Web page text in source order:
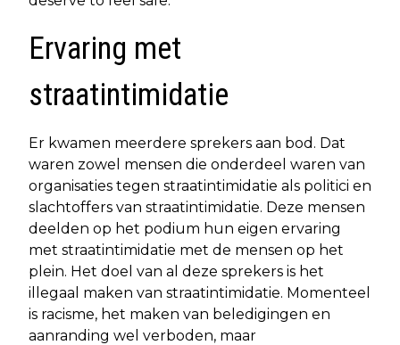
Ervaring met
straatintimidatie
Er kwamen meerdere sprekers aan bod. Dat
waren zowel mensen die onderdeel waren van
organisaties tegen straatintimidatie als politici en
slachtoffers van straatintimidatie. Deze mensen
deelden op het podium hun eigen ervaring
met straatintimidatie met de mensen op het
plein. Het doel van al deze sprekers is het
illegaal maken van straatintimidatie. Momenteel
is racisme, het maken van beledigingen en
aanranding wel verboden, maar